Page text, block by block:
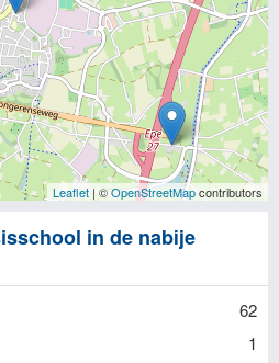
Leaflet| ©OpenStreetMapcontributors
in de nabije
62
1